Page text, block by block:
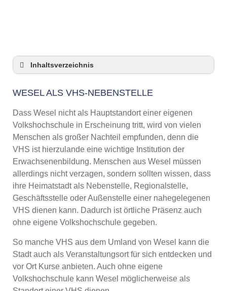
Inhaltsverzeichnis
Checkliste: So zeigt die VHS in Wesel
3 Tipps für Interessierte aus Wesel an VHS-
Kursen
VHS Wesel Kurse und Umgebung
VHS Wesel – Öffnungszeiten und
Telefonnummer
Online-Kurse – Alternative Angebote zu einem
Top-Kurse an der Abendschule Wesel
Weiterbildung in Wesel
WESEL ALS VHS-NEBENSTELLE
Dass Wesel nicht als Hauptstandort einer eigenen
Volkshochschule in Erscheinung tritt, wird von vielen
Menschen als großer Nachteil empfunden, denn die
VHS ist hierzulande eine wichtige Institution der
Erwachsenenbildung. Menschen aus Wesel müssen
allerdings nicht verzagen, sondern sollten wissen, dass
ihre Heimatstadt als Nebenstelle, Regionalstelle,
Geschäftsstelle oder Außenstelle einer nahegelegenen
VHS dienen kann. Dadurch ist örtliche Präsenz auch
ohne eigene Volkshochschule gegeben.
So manche VHS aus dem Umland von Wesel kann die
Stadt auch als Veranstaltungsort für sich entdecken und
vor Ort Kurse anbieten. Auch ohne eigene
Volkshochschule kann Wesel möglicherweise als